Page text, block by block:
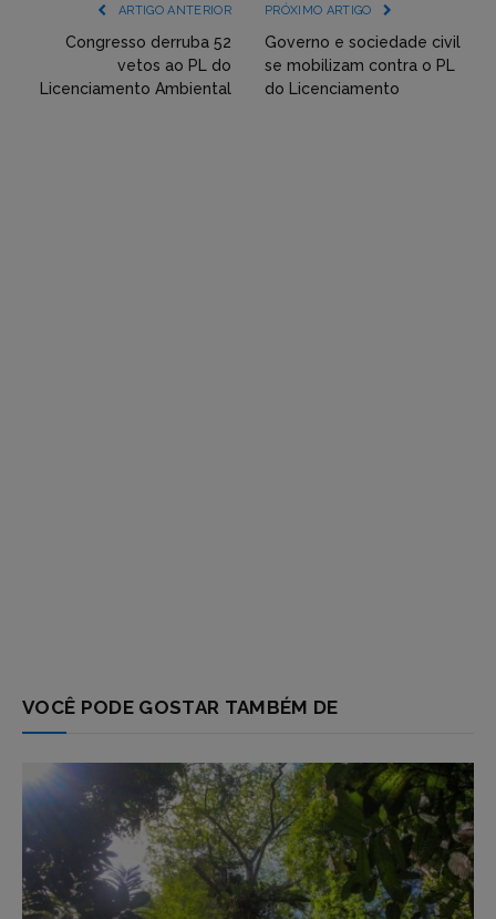
(YouTube,
Twitter,
Flickr
ARTIGO ANTERIOR
Congresso derruba 52
vetos ao PL do
Licenciamento Ambiental
PRÓXIMO ARTIGO
Governo e sociedade civil
se mobilizam contra o PL
do Licenciamento
VOCÊ PODE GOSTAR TAMBÉM DE